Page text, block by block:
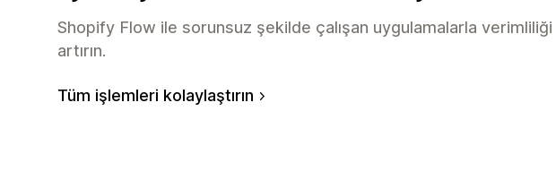
Shopify Flow ile sorunsuz şekilde çalışan uygulamalarla verimliliği
artırın.
Tüm işlemleri kolaylaştırın